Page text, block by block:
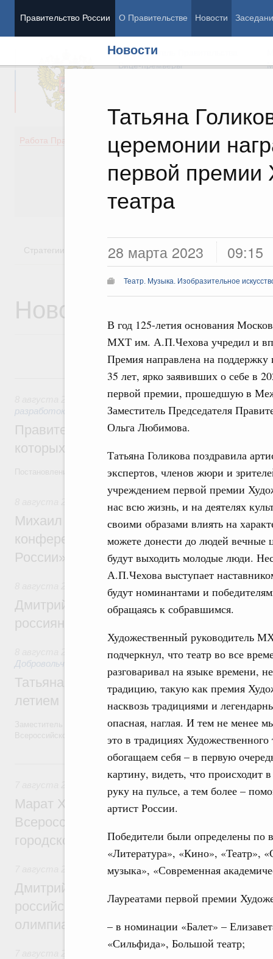
Правительство России О Правительстве Новости
Новости
Татьяна
церемонии
первой премии
театра
28 марта 2023 09:15
Театр. Музыка. Изобразительное
В год 125-летия основания
МХТ им. А.П.Чехова учредил и
Премия направлена на поддержку
35 лет, ярко заявивших о себе в
первой премии, прошедшую в
Заместитель Председателя
Ольга Любимова.
Татьяна Голикова поздравила
экспертов, членов жюри и
учреждением первой премии
нас всю жизнь, и на деятелях
своими образами влиять на
можете донести до людей вечные
будут выходить молодые люди.
А.П.Чехова выступает
будут номинантами и
обращаясь к собравшимся.
Художественный руководитель
подчеркнул, что театр во все
разговаривал на языке времени,
традицию, такую как премия
насквозь традициями и
опасная, наглая. И тем не менее
это в традициях
обогащаем себя – в первую
картину, видеть, что происходит
руку на пульсе, а тем более –
артист России.
Победители были определены по
«Литература», «Кино», «Театр»,
музыка», «Современная
Лауреатами первой премии
– в номинации «Балет» –
«Сильфида», Большой театр;
Председатель Правительства
Вице-премьеры
Работа Правительства
Демография
Здоровье
Образование
Культура
Государство
Стратегии Государственные программы
Новости
8 августа, суббота
Государственная политика в сфере
разработок
Правительство расширило перечень
которых освобождаются от НДФЛ
Постановление от 5 августа 2026 года №978
Михаил Мишустин дал поручения по
конференции «Цифровая индустрия
России»
Дмитрий Чернышенко и Михаил
россиян с Днём физкультурника
Социальные инновации. Некоммерческие
Добровольчество и волонтёрство. Благотворительность
Татьяна Голикова поздравила
летием
Заместитель Председателя Правительства Татьяна Голикова
Всероссийского общественного движения «Волонтёры-медики» с
7 августа, пятница
Марат Хуснуллин провёл заседание
Всероссийского конкурса лучших
городской среды
Отрасль информационных технологий
Дмитрий Чернышенко и Сергей Кравцов
российскую сборную с победой на
олимпиаде по искусственному
Общие вопросы промышленной политики